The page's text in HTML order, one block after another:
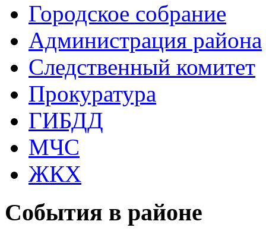
Городское собрание
Администрация района
Следственный комитет
Прокуратура
ГИБДД
МЧС
ЖКХ
События в районе